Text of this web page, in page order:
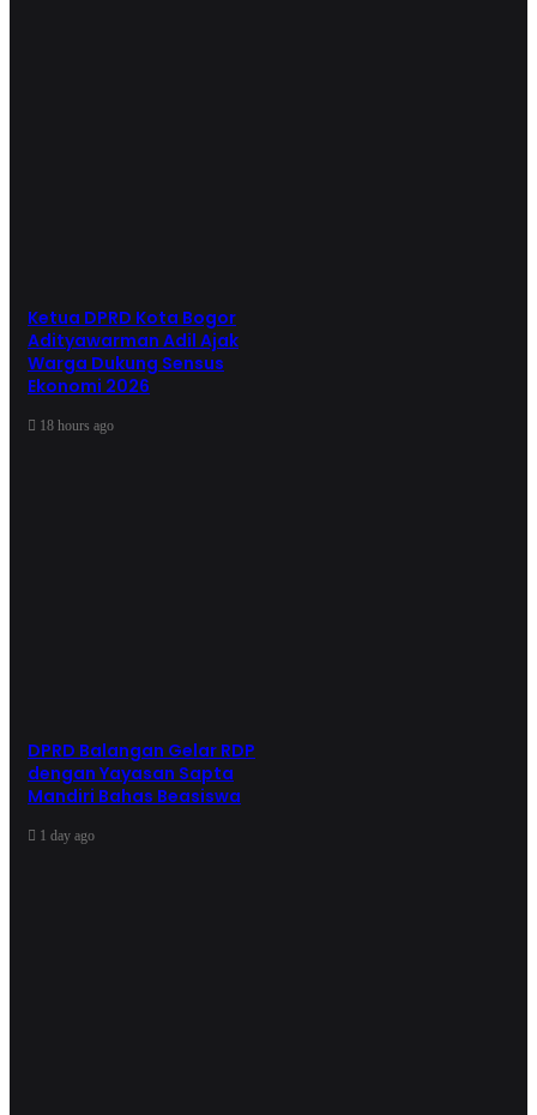
Ketua DPRD Kota Bogor
Adityawarman Adil Ajak
Warga Dukung Sensus
Ekonomi 2026
18 hours ago
DPRD Balangan Gelar RDP
dengan Yayasan Sapta
Mandiri Bahas Beasiswa
1 day ago